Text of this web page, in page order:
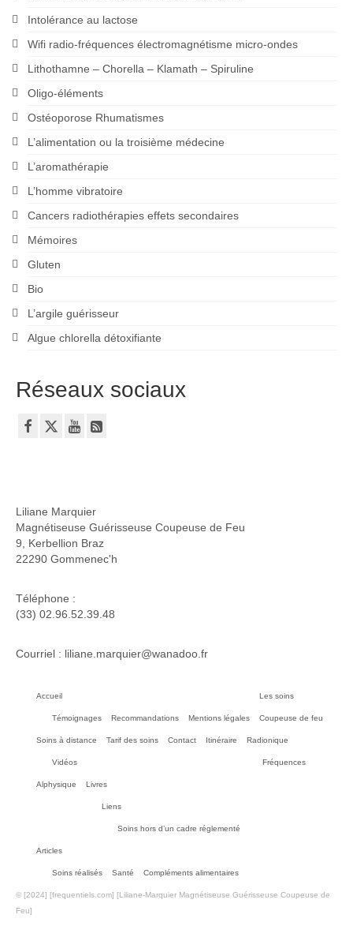
Intolérance au lactose
Wifi radio-fréquences électromagnétisme micro-ondes
Lithothamne – Chorella – Klamath – Spiruline
Oligo-éléments
Ostéoporose Rhumatismes
L’alimentation ou la troisième médecine
L’aromathérapie
L’homme vibratoire
Cancers radiothérapies effets secondaires
Mémoires
Gluten
Bio
L’argile guérisseur
Algue chlorella détoxifiante
Réseaux sociaux
Liliane Marquier
Magnétiseuse Guérisseuse Coupeuse de Feu
9, Kerbellion Braz
22290 Gommenec'h
Téléphone :
(33) 02.96.52.39.48
Courriel : liliane.marquier@wanadoo.fr
Accueil
Témoignages Recommandations Mentions légales
Les soins
Coupeuse de feu
Soins à distance
Vidéos
Tarif des soins Contact Itinéraire Radionique
Fréquences
Alphysique Livres
Liens
Soins hors d’un cadre réglementé
Articles
Soins réalisés Santé Compléments alimentaires
© [2024] [frequentiels.com] [Liliane-Marquier Magnétiseuse Guérisseuse Coupeuse de
Feu]